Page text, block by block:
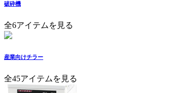
破砕機
全6アイテムを見る
産業向けチラー
全45アイテムを見る